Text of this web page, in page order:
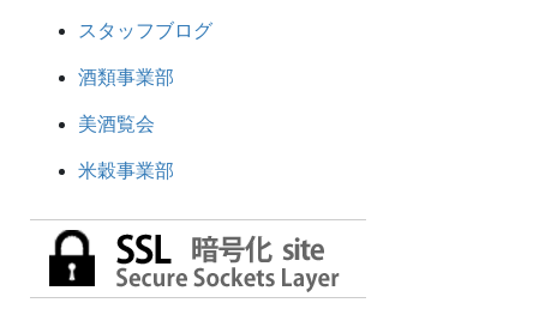
スタッフブログ
酒類事業部
美酒覧会
米穀事業部